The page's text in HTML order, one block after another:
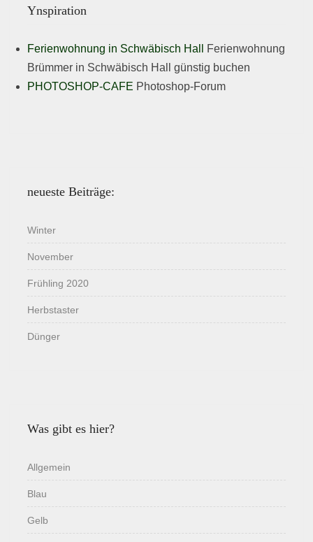
Ynspiration
Ferienwohnung in Schwäbisch Hall
Ferienwohnung
Brümmer in Schwäbisch Hall günstig buchen
PHOTOSHOP-CAFE Photoshop-Forum
neueste Beiträge:
Winter
November
Frühling 2020
Herbstaster
Dünger
Was gibt es hier?
Allgemein
Blau
Gelb